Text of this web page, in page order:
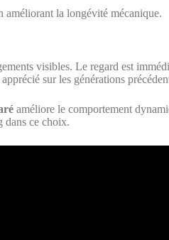
améliorant la longévité mécanique.
visibles. Le regard est
sur les générations
améliore le comportement
dans ce choix.